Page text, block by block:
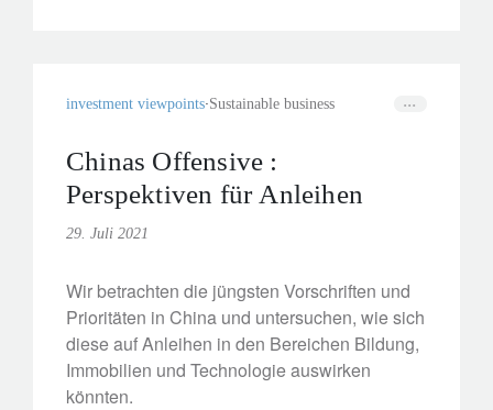
investment viewpoints Sustainable business
Chinas Offensive :
Perspektiven für Anleihen
29. Juli 2021
Wir betrachten die jüngsten Vorschriften und
Prioritäten in China und untersuchen, wie sich
diese auf Anleihen in den Bereichen Bildung,
Immobilien und Technologie auswirken
könnten.